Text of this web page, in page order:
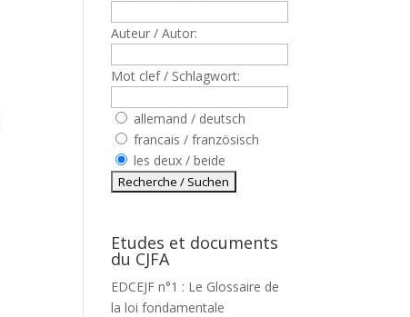
Auteur / Autor:
Mot clef / Schlagwort:
allemand / deutsch
francais / französisch
les deux / beide
Etudes et documents
du CJFA
EDCEJF n°1 : Le Glossaire de
la loi fondamentale